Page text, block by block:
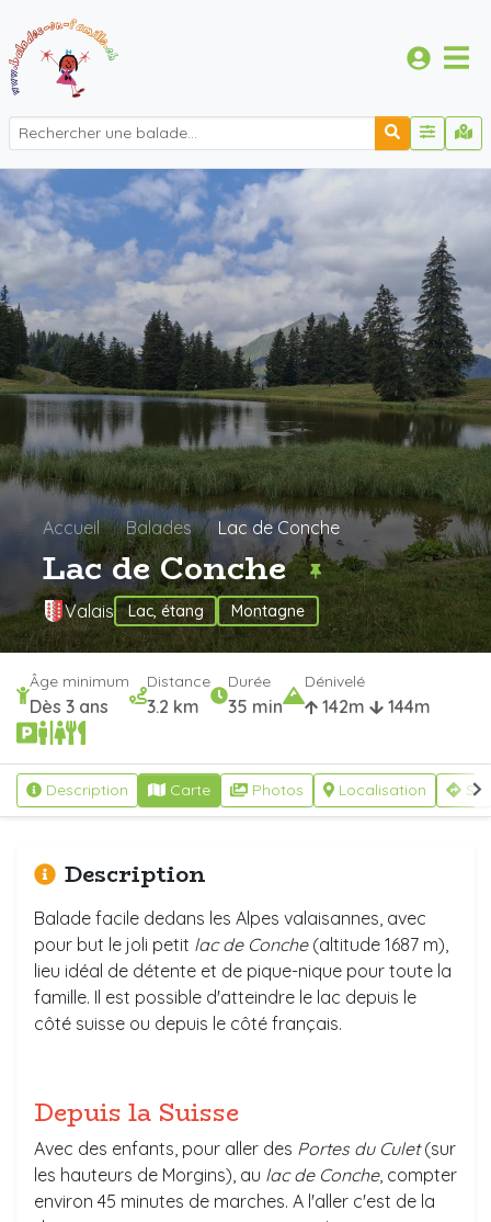
Accueil Balades Lac de Conche
Lac de Conche
Valais Lac, étang Montagne
Âge minimum
Dès 3 ans
Distance
3.2 km
Durée
35 min
Dénivelé
142m 144m
Description Carte Photos Localisation S'y
Description
Balade facile dedans les Alpes valaisannes, avec
pour but le joli petit lac de Conche(altitude 1687 m),
lieu idéal de détente et de pique-nique pour toute la
famille. Il est possible d'atteindre le lac depuis le
côté suisse ou depuis le côté français.
Depuis la Suisse
Avec des enfants, pour aller des Portes du Culet(sur
les hauteurs de Morgins), au lac de Conche, compter
environ 45 minutes de marches. A l'aller c'est de la